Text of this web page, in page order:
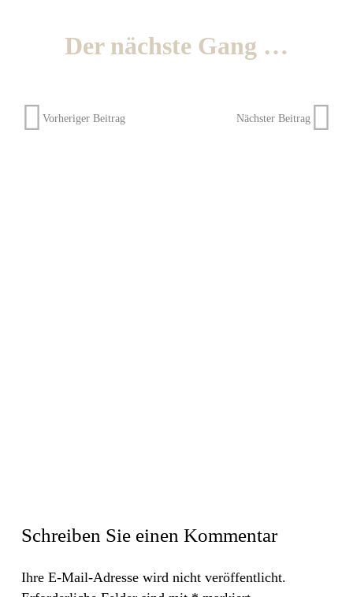
Der nächste Gang …
Vorheriger Beitrag Nächster Beitrag
Schreiben Sie einen Kommentar
Ihre E-Mail-Adresse wird nicht veröffentlicht.